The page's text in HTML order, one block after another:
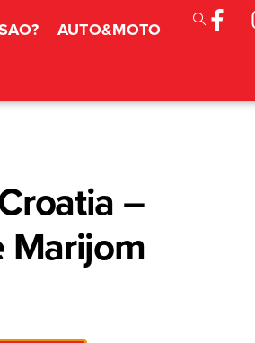
AUTO&MOTO
–
Marijom